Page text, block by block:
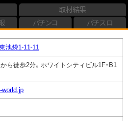
取材結果
パチンコ パチスロ
池袋1-11-11
ら徒歩2分。ホワイトシティビル1F・B1
world.jp